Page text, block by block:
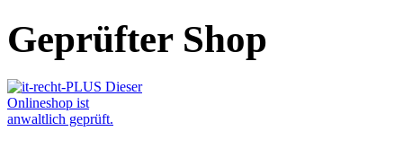
Geprüfter Shop